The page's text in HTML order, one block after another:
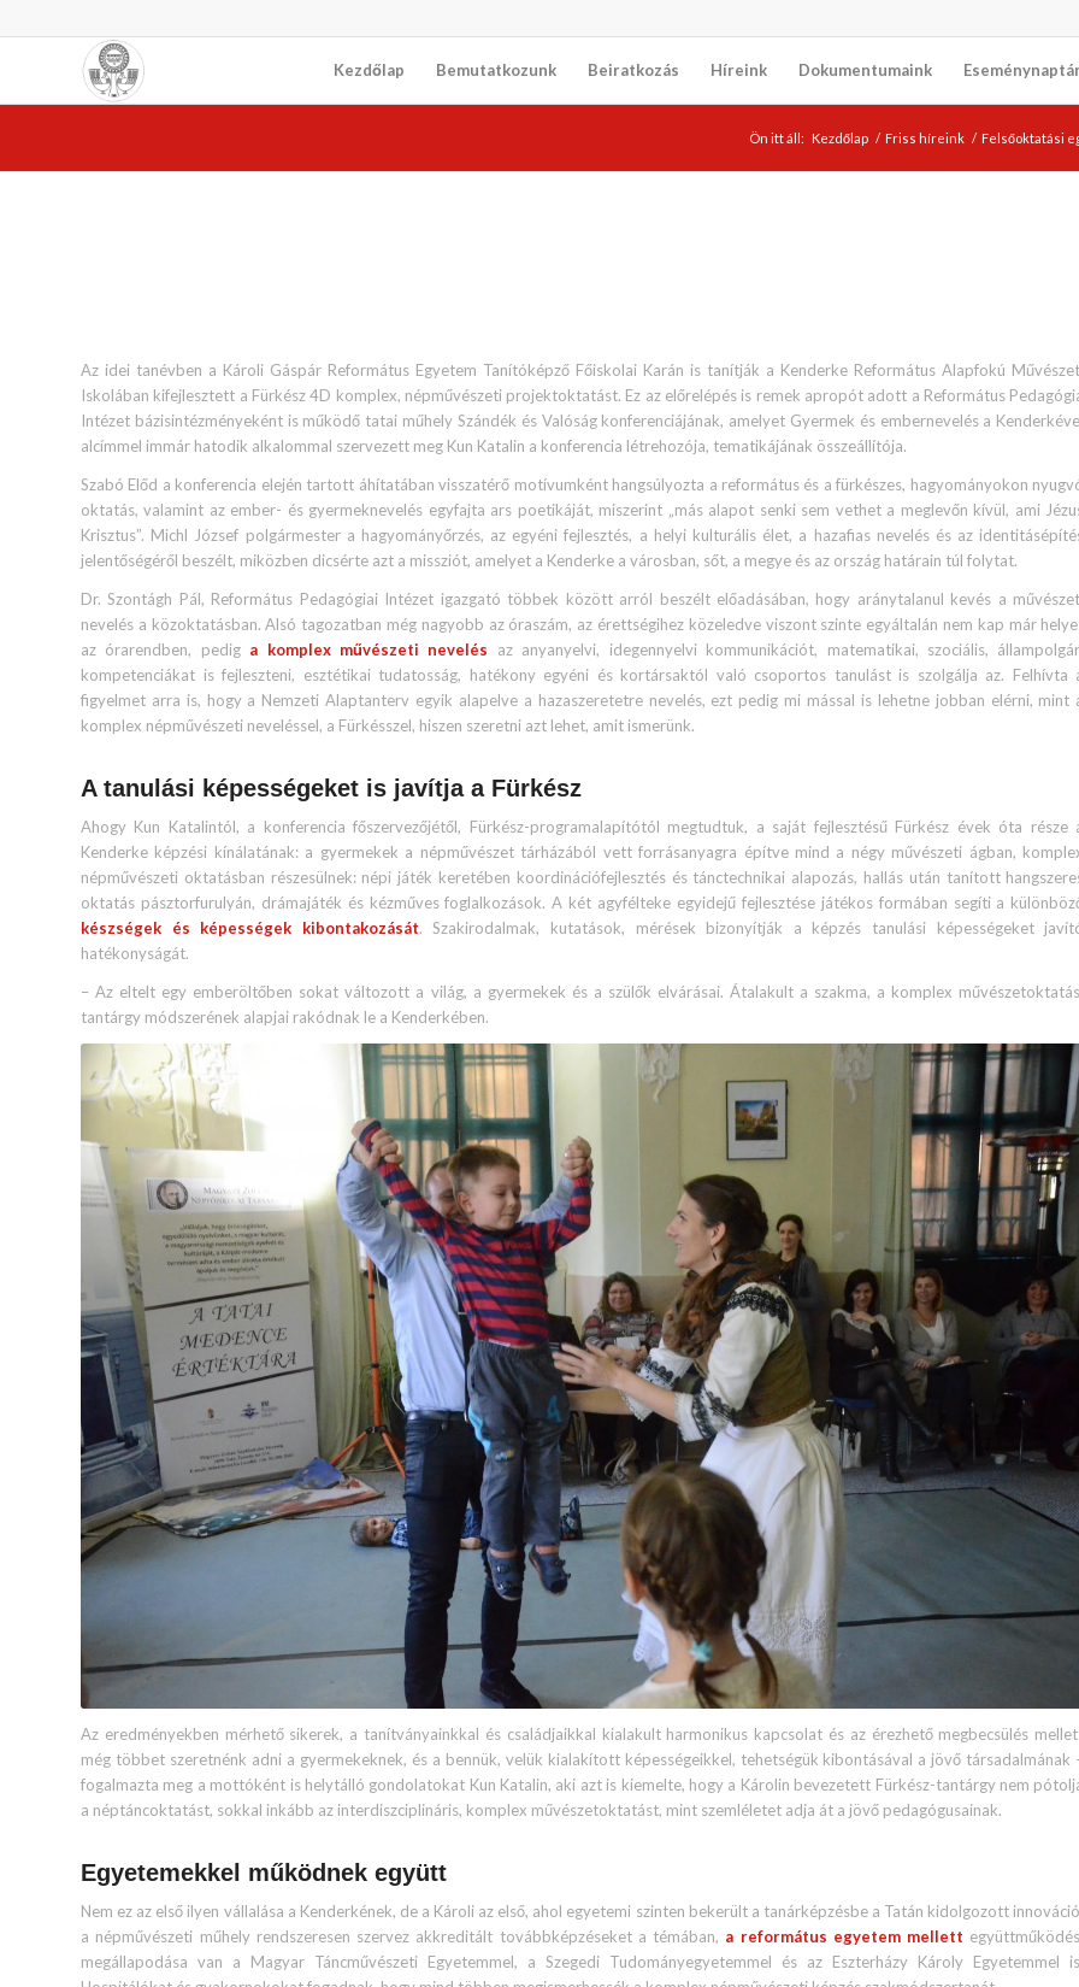
Kezdőlap Bemutatkozunk Beiratkozás Híreink Dokumentumaink
Ön itt áll: Kezdőlap / Friss híreink / Felsőoktatási
Az idei tanévben a Károli Gáspár Református Egyetem Tanítóképző Főiskolai Karán is tanítják a Kenderke Református Alapfokú
Iskolában kifejlesztett a Fürkész 4D komplex, népművészeti projektoktatást. Ez az előrelépés is remek apropót adott a Református
Intézet bázisintézményeként is működő tatai műhely Szándék és Valóság konferenciájának, amelyet Gyermek és embernevelés a
alcímmel immár hatodik alkalommal szervezett meg Kun Katalin a konferencia létrehozója, tematikájának összeállítója.
Szabó Előd a konferencia elején tartott áhítatában visszatérő motívumként hangsúlyozta a református és a fürkészes, hagyományokon
oktatás, valamint az ember- és gyermeknevelés egyfajta ars poetikáját, miszerint „más alapot senki sem vethet a meglevőn kívül, ami
Krisztus”. Michl József polgármester a hagyományőrzés, az egyéni fejlesztés, a helyi kulturális élet, a hazafias nevelés és az
jelentőségéről beszélt, miközben dicsérte azt a missziót, amelyet a Kenderke a városban, sőt, a megye és az ország határain túl folytat.
Dr. Szontágh Pál, Református Pedagógiai Intézet igazgató többek között arról beszélt előadásában, hogy aránytalanul kevés a
nevelés a közoktatásban. Alsó tagozatban még nagyobb az óraszám, az érettségihez közeledve viszont szinte egyáltalán nem kap már
az órarendben, pediga komplex művészeti nevelés az anyanyelvi, idegennyelvi kommunikációt, matematikai, szociális,
kompetenciákat is fejleszteni, esztétikai tudatosság, hatékony egyéni és kortársaktól való csoportos tanulást is szolgálja az. Felhívta
figyelmet arra is, hogy a Nemzeti Alaptanterv egyik alapelve a hazaszeretetre nevelés, ezt pedig mi mással is lehetne jobban elérni, mint
komplex népművészeti neveléssel, a Fürkésszel, hiszen szeretni azt lehet, amit ismerünk.
A tanulási képességeket is javítja a Fürkész
Ahogy Kun Katalintól, a konferencia főszervezőjétől, Fürkész-programalapítótól megtudtuk, a saját fejlesztésű Fürkész évek óta része
Kenderke képzési kínálatának: a gyermekek a népművészet tárházából vett forrásanyagra építve mind a négy művészeti ágban,
népművészeti oktatásban részesülnek: népi játék keretében koordinációfejlesztés és tánctechnikai alapozás, hallás után tanított
oktatás pásztorfurulyán, drámajáték és kézműves foglalkozások. A két agyfélteke egyidejű fejlesztése játékos formában segíti a
készségek és képességek kibontakozását. Szakirodalmak, kutatások, mérések bizonyítják a képzés tanulási képességeket
hatékonyságát.
– Az eltelt egy emberöltőben sokat változott a világ, a gyermekek és a szülők elvárásai. Átalakult a szakma, a komplex
tantárgy módszerének alapjai rakódnak le a Kenderkében.
Az eredményekben mérhető sikerek, a tanítványainkkal és családjaikkal kialakult harmonikus kapcsolat és az érezhető megbecsülés
még többet szeretnénk adni a gyermekeknek, és a bennük, velük kialakított képességeikkel, tehetségük kibontásával a jövő társadalmának
fogalmazta meg a mottóként is helytálló gondolatokat Kun Katalin, aki azt is kiemelte, hogy a Károlin bevezetett Fürkész-tantárgy nem
a néptáncoktatást, sokkal inkább az interdiszciplináris, komplex művészetoktatást, mint szemléletet adja át a jövő pedagógusainak.
Egyetemekkel működnek együtt
Nem ez az első ilyen vállalása a Kenderkének, de a Károli az első, ahol egyetemi szinten bekerült a tanárképzésbe a Tatán kidolgozott
a népművészeti műhely rendszeresen szervez akkreditált továbbképzéseket a témában, a református egyetem mellett
megállapodása van a Magyar Táncművészeti Egyetemmel, a Szegedi Tudományegyetemmel és az Eszterházy Károly Egyetemmel